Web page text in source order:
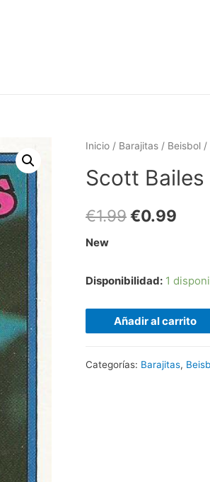
Inicio / Barajitas / Beisbol /
Scott
€1.99€0.99
New
Disponibilidad: 1
Añadir al carrito
Categorías: Barajitas,